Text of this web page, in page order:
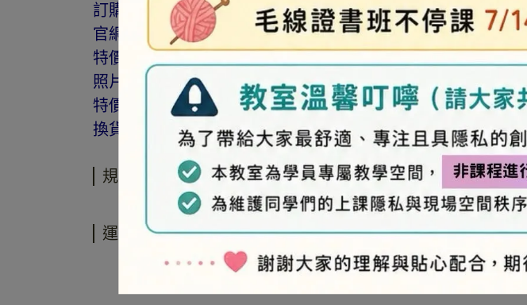
訂購前請詳閱「線上訂購流程說明」及「退換貨需知」，謝謝
官網與門市同步銷售，如遇缺貨會由專人與您聯繫。
特價商品，會員不再提供折扣優惠。
照片因拍攝光線與螢幕色差而有所差異，實際顏色與網路呈現
特價品、客訂商品、毛線、緞帶、繩線、零碼商品、工具、
換貨。
規格說明
運送方式